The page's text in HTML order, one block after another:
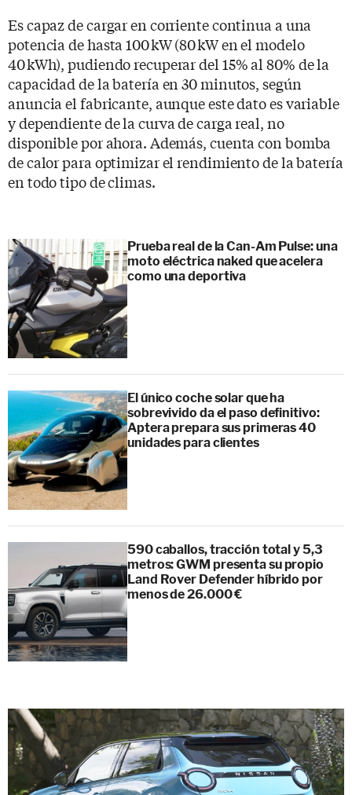
Es capaz de cargar en corriente continua a una
potencia de hasta 100 kW (80 kW en el modelo
40 kWh), pudiendo recuperar del 15% al 80% de la
capacidad de la batería en 30 minutos, según
anuncia el fabricante, aunque este dato es variable
y dependiente de la curva de carga real, no
disponible por ahora. Además, cuenta con bomba
de calor para optimizar el rendimiento de la batería
en todo tipo de climas.
Prueba real de la Can-Am Pulse: una
moto eléctrica naked que acelera
como una deportiva
El único coche solar que ha
sobrevivido da el paso definitivo:
Aptera prepara sus primeras 40
unidades para clientes
590 caballos, tracción total y 5,3
metros: GWM presenta su propio
Land Rover Defender híbrido por
menos de 26.000 €